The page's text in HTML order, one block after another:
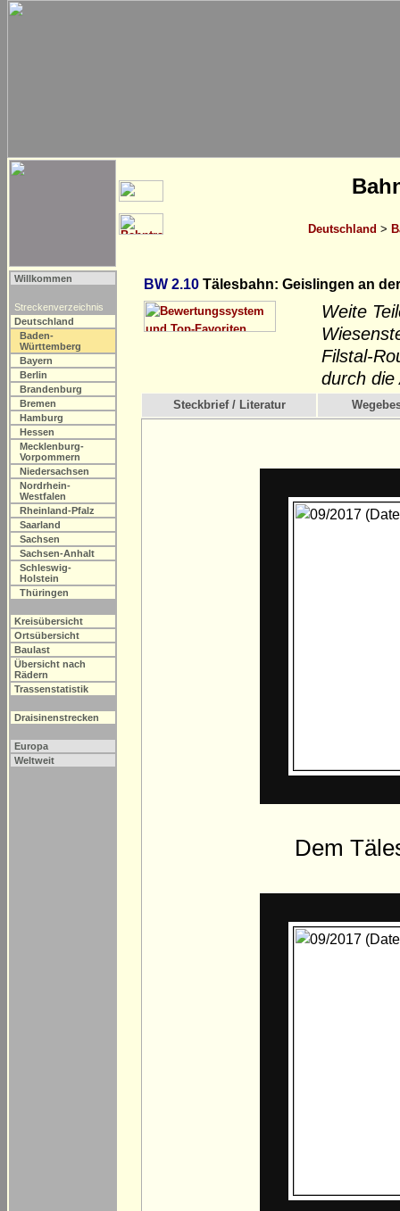
Deutschland >
Willkommen
Streckenverzeichnis
Deutschland
Baden-
Württemberg
Bayern
Berlin
Brandenburg
Bremen
Hamburg
Hessen
Mecklenburg-
Vorpommern
Niedersachsen
Nordrhein-
Westfalen
Rheinland-Pfalz
Saarland
Sachsen
Sachsen-Anhalt
Schleswig-
Holstein
Thüringen
Kreisübersicht
Ortsübersicht
Baulast
Übersicht nach
Rädern
Trassenstatistik
Draisinenstrecken
Europa
Weltweit
BW 2.10 Tälesbahn: Geislingen an
Weite
Filstal-
durch die
Steckbrief / Literatur
Dem